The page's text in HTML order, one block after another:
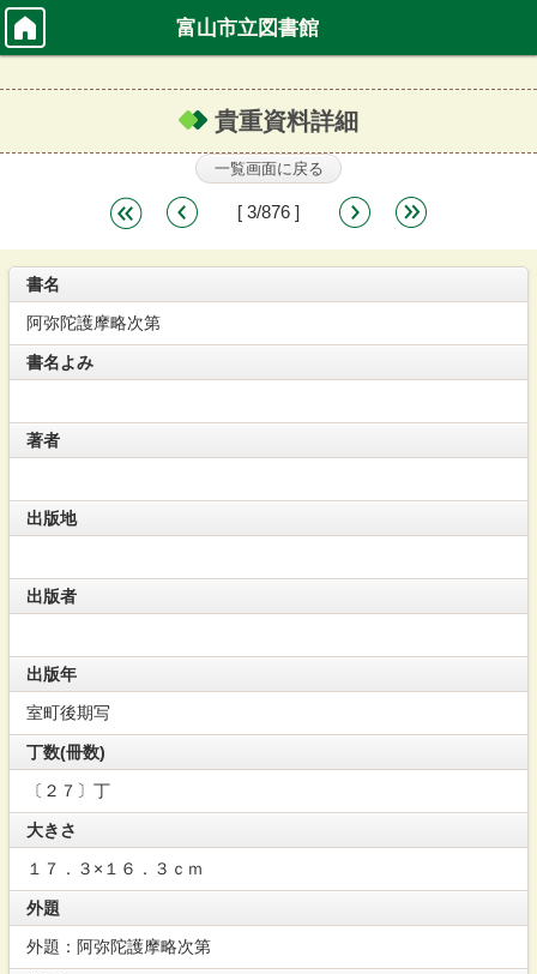
富山市立図書館
貴重資料詳細
一覧画面に戻る
<<
最初 前
[ 3/876 ] 次
>>
後>>
書名
阿弥陀護摩略次第
書名よみ
著者
出版地
出版者
出版年
室町後期写
丁数(冊数)
〔２７〕丁
大きさ
１７．３×１６．３ｃｍ
外題
外題：阿弥陀護摩略次第